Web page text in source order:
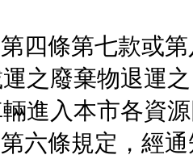
條第七款或第
之廢棄物退運
進入本市各資
條規定，經通